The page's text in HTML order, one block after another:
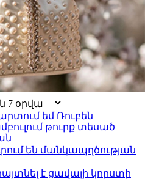
եմ Ռուբեն
թուրք տեսած
են մանկապղծության
է ցավալի կորստի